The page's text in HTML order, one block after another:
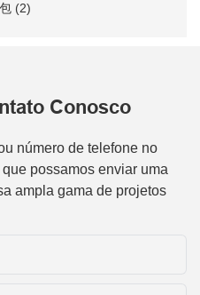
Conosco
número de telefone no
possamos enviar uma
ampla gama de projetos